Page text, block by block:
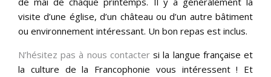
visite d’une église, d’un château ou d’un autre bâtiment
ou environnement intéressant. Un bon repas est inclus.
N’hésitez pas à nous contactersi la langue française et
la culture de la Francophonie vous intéressent ! Et